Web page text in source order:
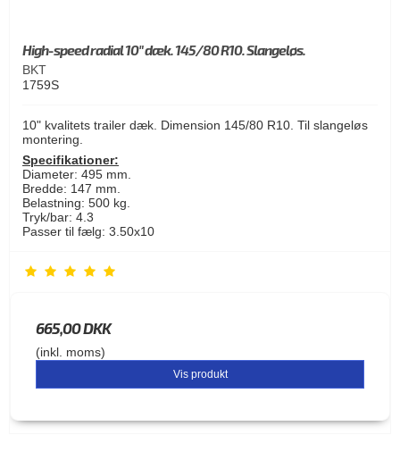
High-speed radial 10" dæk. 145/80 R10. Slangeløs.
BKT
1759S
10" kvalitets trailer dæk. Dimension 145/80 R10. Til slangeløs
montering.
Specifikationer:
Diameter: 495 mm.
Bredde: 147 mm.
Belastning: 500 kg.
Tryk/bar: 4.3
Passer til fælg: 3.50x10
665,00 DKK
(inkl. moms)
Vis produkt